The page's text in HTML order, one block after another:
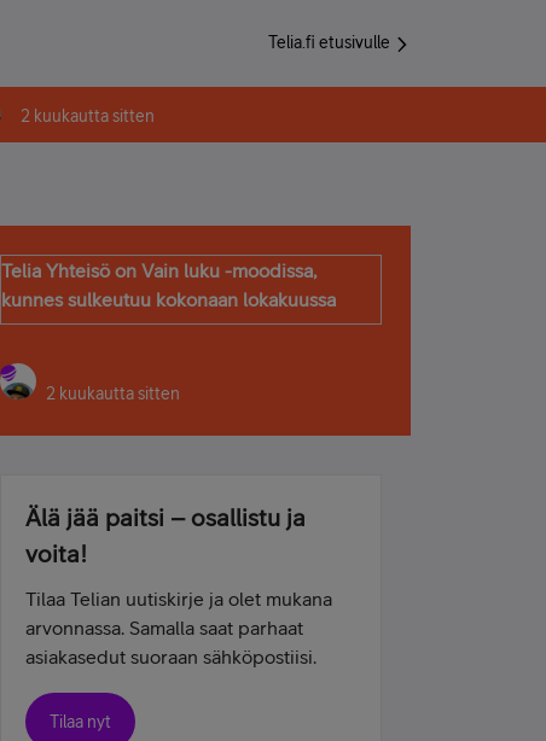
Telia.fi etusivulle
2 kuukautta sitten
Telia Yhteisö on Vain luku -moodissa,
kunnes sulkeutuu kokonaan lokakuussa
2 kuukautta sitten
Älä jää paitsi – osallistu ja
voita!
Tilaa Telian uutiskirje ja olet mukana
arvonnassa. Samalla saat parhaat
asiakasedut suoraan sähköpostiisi.
Tilaa nyt